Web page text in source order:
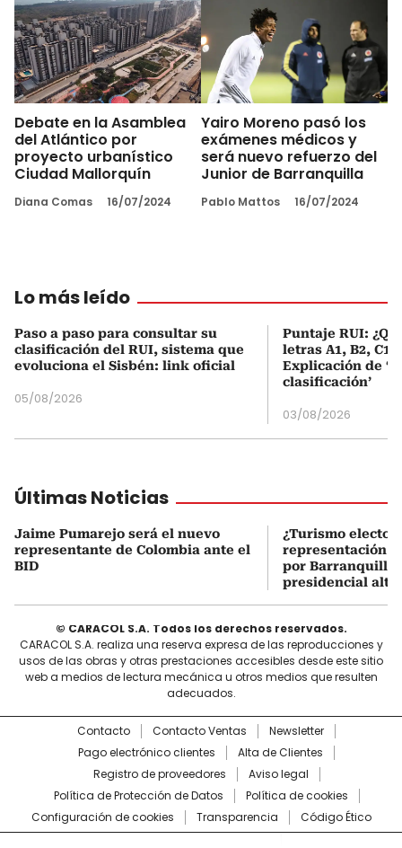
Debate en la Asamblea
del Atlántico por
proyecto urbanístico
Ciudad Mallorquín
Diana Comas 16/07/2024
Yairo Moreno pasó los
exámenes médicos y
será nuevo refuerzo del
Junior de Barranquilla
Pablo Mattos 16/07/2024
Lo más leído
Paso a paso para consultar su
clasificación del RUI, sistema que
evoluciona el Sisbén: link oficial
05/08/2026
Puntaje RUI:
letras A1, B2, C1
Explicación de
clasificación’
03/08/2026
Últimas Noticias
Jaime Pumarejo será el nuevo
representante de Colombia ante el
BID
¿Turismo
representación
por Barranquilla
presidencial
© CARACOL S.A. Todos los derechos reservados.
CARACOL S.A. realiza una reserva expresa de las reproducciones y
usos de las obras y otras prestaciones accesibles desde este sitio
web a medios de lectura mecánica u otros medios que resulten
adecuados.
Contacto Contacto Ventas
Newsletter
Pago electrónico clientes
Alta de Clientes
Registro de proveedores
Aviso legal
Política de Protección de Datos
Política de cookies
Configuración de cookies
Transparencia Código Ético